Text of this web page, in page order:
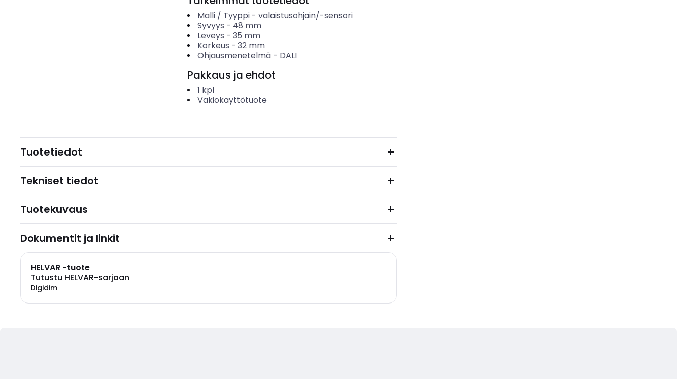
Malli / Tyyppi- valaistusohjain/-sensori
Syvyys - 48 mm
Leveys - 35 mm
Korkeus - 32 mm
Ohjausmenetelmä- DALI
Pakkaus ja ehdot
1 kpl
Vakiokäyttötuote
Tuotetiedot
Tekniset tiedot
Tuotekuvaus
Dokumentit ja linkit
HELVAR -tuote
Tutustu HELVAR-sarjaan
Digidim